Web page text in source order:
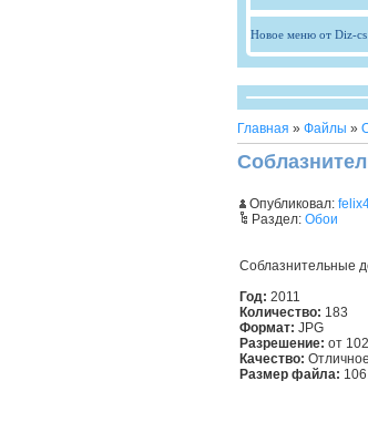
Новое меню от Diz-cs
Главная » Файлы »
Опубликовал:
Раздел: Обои
Соблазнительные
Год: 2011
Количество: 183
Формат: JPG
Разрешение: от
Качество: Отличное
Размер файла: